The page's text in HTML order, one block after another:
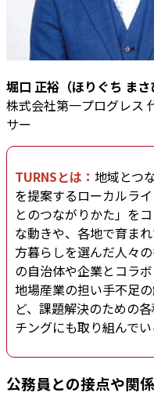
堀口 正裕（ほりぐち ま
株式会社第一プログレス
サー
TURNSとは： 地域とつ
を提案するローカルラ
とのつながりかた」を
な動きや、各地で育ま
方暮らしを選んだ人々
の自治体や企業とコラ
地場産業の担い手不足
ど、課題解決のための
チングにも取り組んでい
公務員との接点や関